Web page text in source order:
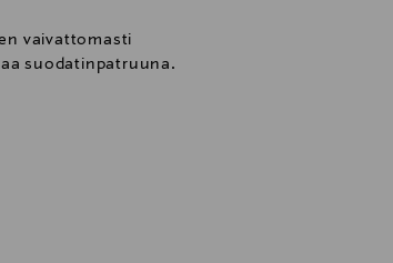
vaivattomasti
suodatinpatruuna.